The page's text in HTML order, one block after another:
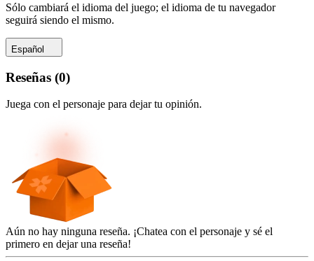
Sólo cambiará el idioma del juego; el idioma de tu navegador
seguirá siendo el mismo.
Español
Reseñas (0)
Juega con el personaje para dejar tu opinión.
Aún no hay ninguna reseña. ¡Chatea con el personaje y sé el
primero en dejar una reseña!